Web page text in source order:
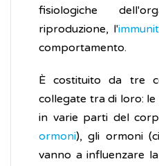
fisiologiche
riproduzione, l'
comportamento.
È costituito da tre
collegate tra di loro: le
in varie parti del
ormoni), gli ormoni
vanno a influenzare